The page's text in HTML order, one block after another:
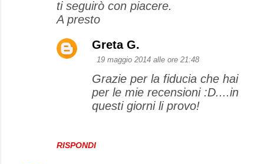
ti seguirò con piacere.
A presto
RISPONDI
Greta G.
19 maggio 2014 alle ore 21:48
Grazie per la fiducia che hai
per le mie recensioni :D....in
questi giorni li provo!